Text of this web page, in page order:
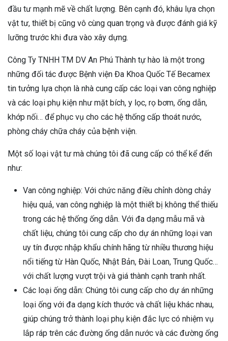
đầu tư mạnh mẽ về chất lượng. Bên cạnh đó, khâu lựa chọn
vật tư, thiết bị cũng vô cùng quan trọng và được đánh giá kỹ
lưỡng trước khi đưa vào xây dựng.
Công Ty TNHH TM DV An Phú Thành tự hào là một trong
những đối tác được Bệnh viện Đa Khoa Quốc Tế Becamex
tin tưởng lựa chọn là nhà cung cấp các loại van công nghiệp
và các loại phụ kiện như mặt bích, y lọc, rọ bơm, ống dẫn,
khớp nối… để phục vụ cho các hệ thống cấp thoát nước,
phòng cháy chữa cháy của bệnh viện.
Một số loại vật tư mà chúng tôi đã cung cấp có thể kể đến
như:
Van công nghiệp: Với chức năng điều chỉnh dòng chảy
hiệu quả, van công nghiệp là một thiết bị không thể thiếu
trong các hệ thống ống dẫn. Với đa dạng mẫu mã và
chất liệu, chúng tôi cung cấp cho dự án những loại van
uy tín được nhập khẩu chính hãng từ nhiều thương hiệu
nổi tiếng từ Hàn Quốc, Nhật Bản, Đài Loan, Trung Quốc…
với chất lượng vượt trội và giá thành cạnh tranh nhất.
Các loại ống dẫn: Chúng tôi cung cấp cho dự án những
loại ống với đa dạng kích thước và chất liệu khác nhau,
giúp chúng trở thành loại phụ kiện đắc lực có nhiệm vụ
lắp ráp trên các đường ống dẫn nước và các đường ống